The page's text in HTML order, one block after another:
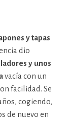
y tapas
dio
y unos
vacía con un
facilidad. Se
cogiendo,
de nuevo en